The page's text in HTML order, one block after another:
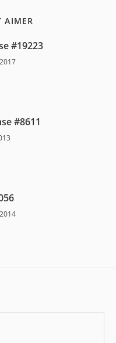
AIMER
#19223
#8611